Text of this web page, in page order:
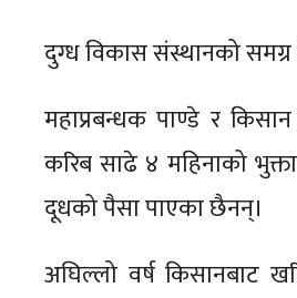
दुग्ध विकास संस्थानको समग्र
महाप्रबन्धक पाण्डे र
करिब साढे ४ महिनाको
दूधको पैसा पाएका छैनन्।
अघिल्लो वर्ष किसानबाट